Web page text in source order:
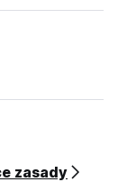
przyjazdem. W
lub
noc
zasady